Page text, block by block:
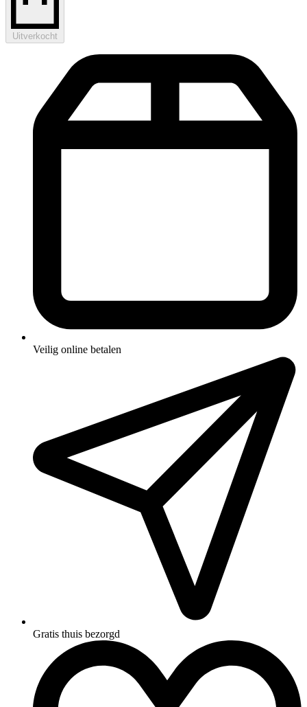
Uitverkocht
Veilig online betalen
Gratis thuis bezorgd